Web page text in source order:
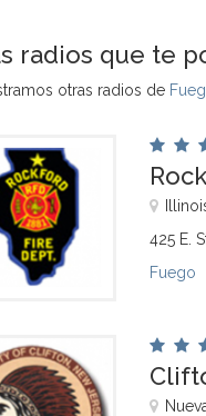
radios que te
otras radios de
425 E.
Fuego